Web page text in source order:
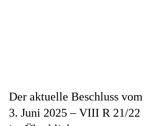
Der aktuelle Beschluss vom
3. Juni 2025 – VIII R 21/22